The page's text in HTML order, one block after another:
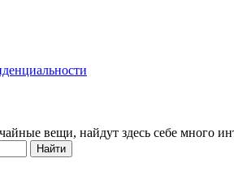
вещи, найдут здесь себе много